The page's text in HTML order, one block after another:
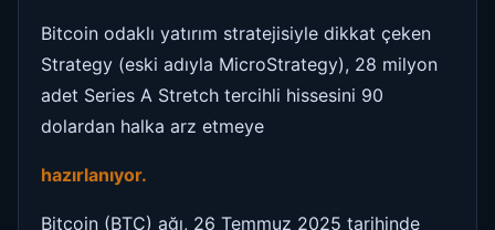
Bitcoin odaklı yatırım stratejisiyle dikkat çeken
Strategy (eski adıyla MicroStrategy), 28 milyon
adet Series A Stretch tercihli hissesini 90
dolardan halka arz etmeye
hazırlanıyor.
Bitcoin (BTC) ağı, 26 Temmuz 2025 tarihinde